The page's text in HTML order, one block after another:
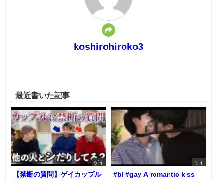
koshirohiroko3
最近書いた記事
ゲイ
【禁断の質問】ゲイカップル
ゲイ
#bl #gay A romantic kiss